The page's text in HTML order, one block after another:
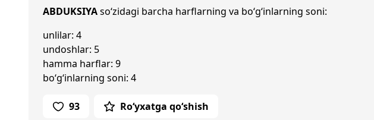
ABDUKSIYAso‘zidagi barcha harflarning va bo‘g‘inlarning soni:
unlilar: 4
undoshlar: 5
hamma harflar: 9
bo‘g‘inlarning soni: 4
93 Ro‘yxatga qo‘shish